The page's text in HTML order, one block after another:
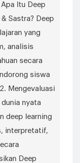
Itu Deep
Sastra? Deep
yang
analisis
secara
siswa
Mengevaluasi
nyata
deep learning
interpretatif,
Deep